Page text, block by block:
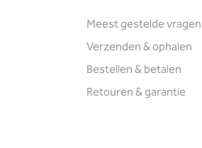
Meest gestelde vragen
Verzenden & ophalen
Bestellen & betalen
Retouren & garantie